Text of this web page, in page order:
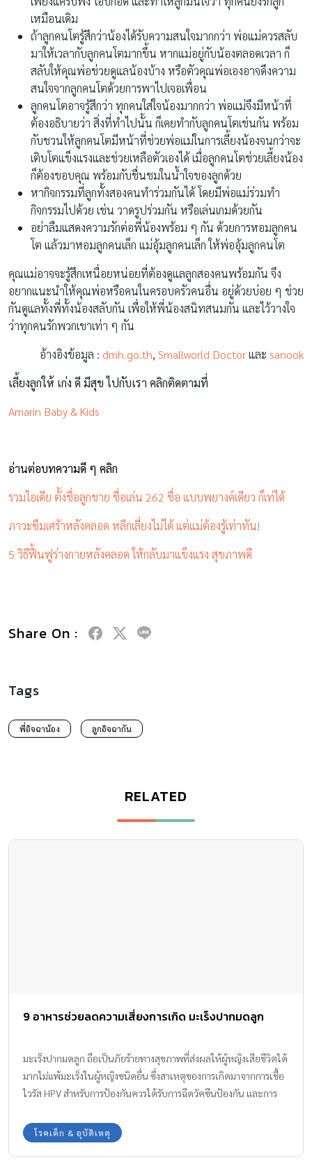
เหมือนเดิม
ถ้าลูกคนโตรู้สึกว่าน้องได้รับความสนใจมากกว่า พ่อแม่ควรสลับ
มาให้เวลากับลูกคนโตมากขึ้น หากแม่อยู่กับน้องตลอดเวลา ก็
สลับให้คุณพ่อช่วยดูแลน้องบ้าง หรือตัวคุณพ่อเองอาจดึงความ
สนใจจากลูกคนโตด้วยการพาไปเจอเพื่อน
ลูกคนโตอาจรู้สึกว่า ทุกคนใส่ใจน้องมากกว่า พ่อแม่จึงมีหน้าที่
ต้องอธิบายว่า สิ่งที่ทำไปนั้น ก็เคยทำกับลูกคนโตเช่นกัน พร้อม
กับชวนให้ลูกคนโตมีหน้าที่ช่วยพ่อแม่ในการเลี้ยงน้องจนกว่าจะ
เติบโตแข็งแรงและช่วยเหลือตัวเองได้ เมื่อลูกคนโตช่วยเลี้ยงน้อง
ก็ต้องขอบคุณ พร้อมกับชื่นชมในน้ำใจของลูกด้วย
หากิจกรรมที่ลูกทั้งสองคนทำร่วมกันได้ โดยมีพ่อแม่ร่วมทำ
กิจกรรมไปด้วย เช่น วาดรูปร่วมกัน หรือเล่นเกมด้วยกัน
อย่าลืมแสดงความรักต่อพี่น้องพร้อม ๆ กัน ด้วยการหอมลูกคน
โต แล้วมาหอมลูกคนเล็ก แม่อุ้มลูกคนเล็ก ให้พ่ออุ้มลูกคนโต
คุณแม่อาจจะรู้สึกเหนื่อยหน่อยที่ต้องดูแลลูกสองคนพร้อมกัน จึง
อยากแนะนำให้คุณพ่อหรือคนในครอบครัวคนอื่น อยู่ด้วยบ่อย ๆ ช่วย
กันดูแลทั้งพี่ทั้งน้องสลับกัน เพื่อให้พี่น้องสนิทสนมกัน และไว้วางใจ
ว่าทุกคนรักพวกเขาเท่า ๆ กัน
อ้างอิงข้อมูล : dmh.go.th, Smallworld Doctorและ sanook
เลี้ยงลูกให้ เก่ง ดี มีสุข ไปกับเรา คลิกติดตามที่
Amarin Baby & Kids
อ่านต่อบทความดี ๆ คลิก
รวมไอเดีย ตั้งชื่อลูกชาย ชื่อเล่น 262 ชื่อ แบบพยางค์เดียว ก็เท่ได้
ภาวะซึมเศร้าหลังคลอด หลีกเลี่ยงไม่ได้ แต่แม่ต้องรู้เท่าทัน!
5 วิธีฟื้นฟูร่างกายหลังคลอด ให้กลับมาแข็งแรง สุขภาพดี
Share On :
Tags
พี่อิจฉาน้อง ลูกอิจฉากัน
RELATED
9 อาหารช่วยลดความเสี่ยงการเกิด มะเร็งปากมดลูก
มะเร็งปากมดลูก ถือเป็นภัยร้ายทางสุขภาพที่ส่งผลให้ผู้หญิงเสียชีวิตได้
มากไม่แพ้มะเร็งในผู้หญิงชนิดอื่น ซึ่งสาเหตุของการเกิดมาจากการเชื้อ
ไวรัส HPV สำหรับการป้องกันควรได้รับการฉีดวัคซีนป้องกัน และการ
มีข้อมูลในเรื่องนี้มาให้ทราบกันค่ะ
โรคเด็ก & อุบัติเหตุ